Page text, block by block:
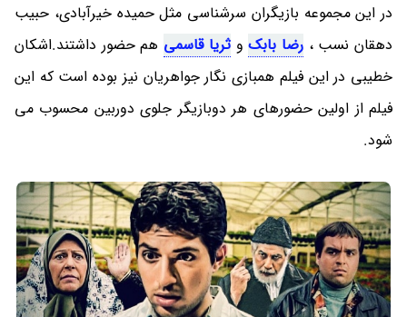
در این مجموعه بازیگران سرشناسی مثل حمیده خیرآبادی، حبیب
دهقان نسب ،رضا بابکوثریا قاسمی هم حضور داشتند.اشکان
خطیبی در این فیلم همبازی نگار جواهریان نیز بوده است که این
فیلم از اولین حضورهای هر دوبازیگر جلوی دوربین محسوب می
شود.